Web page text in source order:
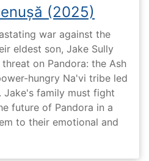
(2025)
war against the
eldest son, Jake Sully
on Pandora: the Ash
hungry Na'vi tribe led
Jake's family must fight
future of Pandora in a
to their emotional and